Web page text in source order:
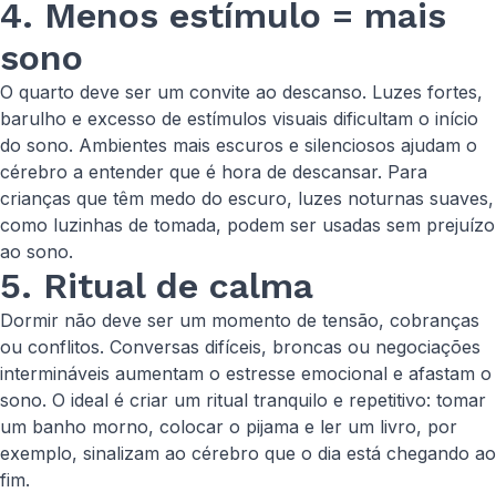
4. Menos estímulo = mais
sono
O quarto deve ser um convite ao descanso. Luzes fortes,
barulho e excesso de estímulos visuais dificultam o início
do sono. Ambientes mais escuros e silenciosos ajudam o
cérebro a entender que é hora de descansar. Para
crianças que têm medo do escuro, luzes noturnas suaves,
como luzinhas de tomada, podem ser usadas sem prejuízo
ao sono.
5. Ritual de calma
Dormir não deve ser um momento de tensão, cobranças
ou conflitos. Conversas difíceis, broncas ou negociações
intermináveis aumentam o estresse emocional e afastam o
sono. O ideal é criar um ritual tranquilo e repetitivo: tomar
um banho morno, colocar o pijama e ler um livro, por
exemplo, sinalizam ao cérebro que o dia está chegando ao
fim.